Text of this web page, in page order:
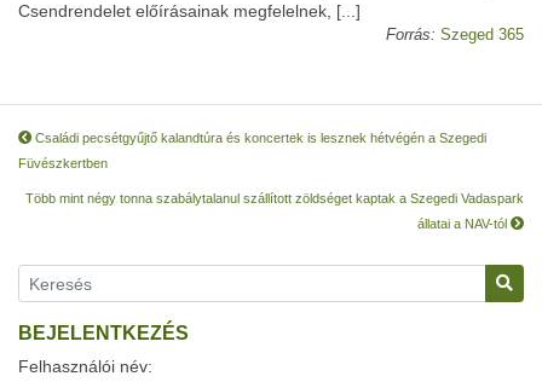
Csendrendelet előírásainak megfelelnek, [...]
Forrás: Szeged 365
Családi pecsétgyűjtő kalandtúra és koncertek is lesznek hétvégén a Szegedi
Füvészkertben
Több mint négy tonna szabálytalanul szállított zöldséget kaptak a Szegedi Vadaspark
állatai a NAV-tól
BEJELENTKEZÉS
Felhasználói név: